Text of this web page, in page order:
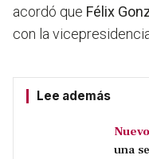
acordó que Félix
con la
Lee además
una